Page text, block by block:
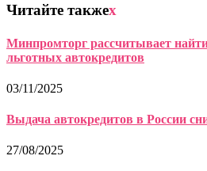
Читайте такжеx
Минпромторг рассчитывает
льготных автокредитов
03/11/2025
Выдача автокредитов в России
27/08/2025